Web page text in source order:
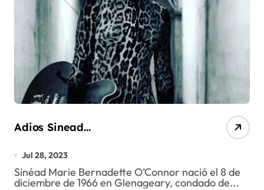
Adios Sinead…
Jul 28, 2023
Sinéad Marie Bernadette O’Connor nació el 8 de
diciembre de 1966 en Glenageary, condado de...